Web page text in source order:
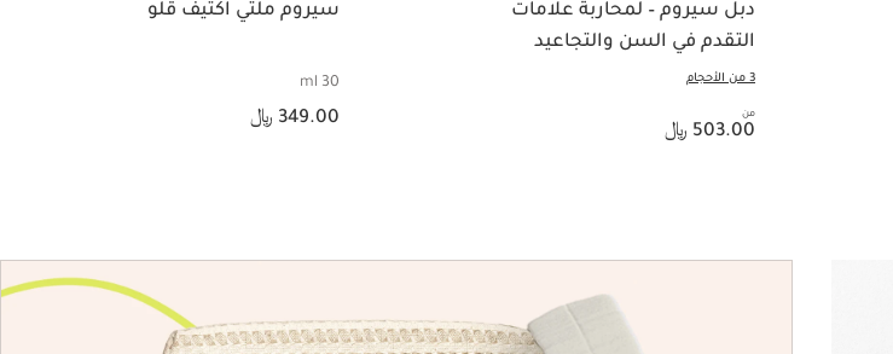
دبل سيروم – لمحاربة علامات
التقدم في السن والتجاعيد
3 من الأحجام
من
السعر الحالي هو 503.00 ﷼
503.00 ﷼
سيروم ملتي اكتيف قلو
30 ml
السعر الحالي هو 349.00 ﷼
349.00 ﷼